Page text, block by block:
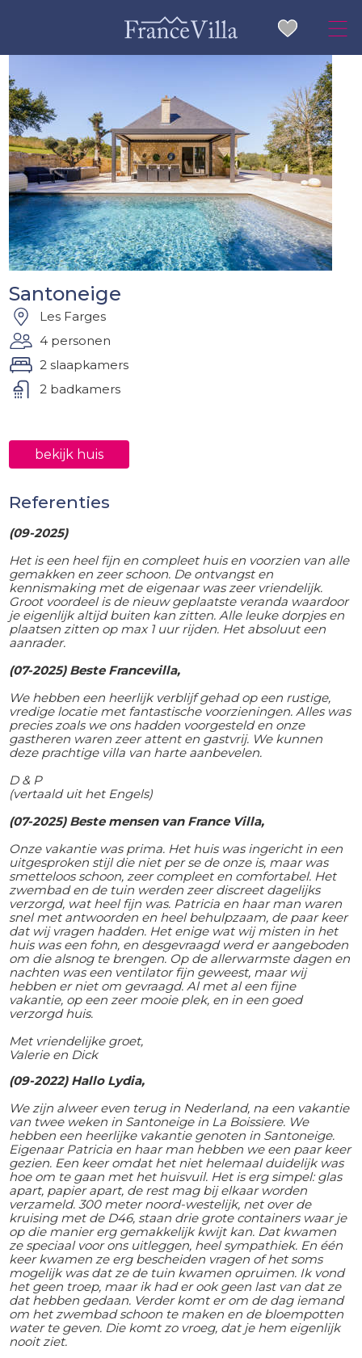
Santoneige
Les Farges
4 personen
2 slaapkamers
2 badkamers
bekijk huis
Referenties
(09-2025)
Het is een heel fijn en compleet huis en voorzien van alle
gemakken en zeer schoon. De ontvangst en
kennismaking met de eigenaar was zeer vriendelijk.
Groot voordeel is de nieuw geplaatste veranda waardoor
je eigenlijk altijd buiten kan zitten. Alle leuke dorpjes en
plaatsen zitten op max 1 uur rijden. Het absoluut een
aanrader.
(07-2025) Beste Francevilla,
We hebben een heerlijk verblijf gehad op een rustige,
vredige locatie met fantastische voorzieningen. Alles was
precies zoals we ons hadden voorgesteld en onze
gastheren waren zeer attent en gastvrij. We kunnen
deze prachtige villa van harte aanbevelen.
D & P
(vertaald uit het Engels)
(07-2025) Beste mensen van France Villa,
Onze vakantie was prima. Het huis was ingericht in een
uitgesproken stijl die niet per se de onze is, maar was
smetteloos schoon, zeer compleet en comfortabel. Het
zwembad en de tuin werden zeer discreet dagelijks
verzorgd, wat heel fijn was. Patricia en haar man waren
snel met antwoorden en heel behulpzaam, de paar keer
dat wij vragen hadden. Het enige wat wij misten in het
huis was een fohn, en desgevraagd werd er aangeboden
om die alsnog te brengen. Op de allerwarmste dagen en
nachten was een ventilator fijn geweest, maar wij
hebben er niet om gevraagd. Al met al een fijne
vakantie, op een zeer mooie plek, en in een goed
verzorgd huis.
Met vriendelijke groet,
Valerie en Dick
(09-2022) Hallo Lydia,
We zijn alweer even terug in Nederland, na een vakantie
van twee weken in Santoneige in La Boissiere. We
hebben een heerlijke vakantie genoten in Santoneige.
Eigenaar Patricia en haar man hebben we een paar keer
gezien. Een keer omdat het niet helemaal duidelijk was
hoe om te gaan met het huisvuil. Het is erg simpel: glas
apart, papier apart, de rest mag bij elkaar worden
verzameld. 300 meter noord-westelijk, net over de
kruising met de D46, staan drie grote containers waar je
op die manier erg gemakkelijk kwijt kan. Dat kwamen
ze speciaal voor ons uitleggen, heel sympathiek. En één
keer kwamen ze erg bescheiden vragen of het soms
mogelijk was dat ze de tuin kwamen opruimen. Ik vond
het geen troep, maar ik had er ook geen last van dat ze
dat hebben gedaan. Verder komt er om de dag iemand
om het zwembad schoon te maken en de bloempotten
water te geven. Die komt zo vroeg, dat je hem eigenlijk
nooit ziet.